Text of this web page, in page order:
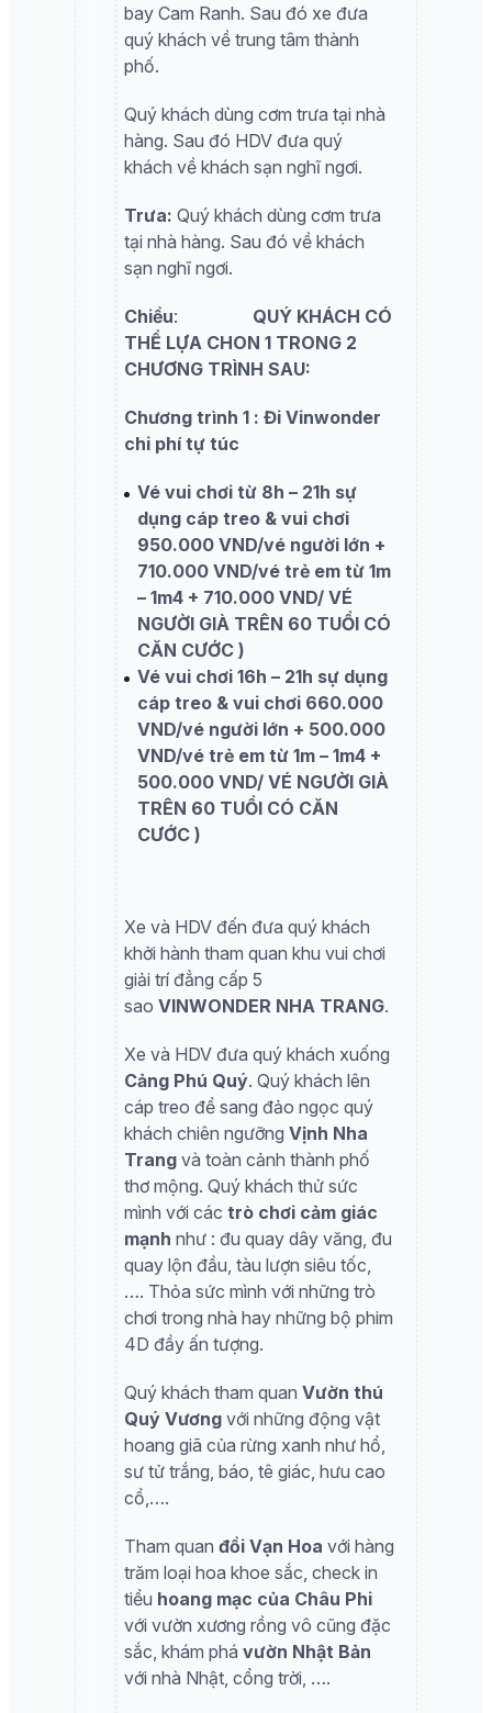
bay Cam Ranh. Sau đó xe đưa
quý khách về trung tâm thành
phố.
Quý khách dùng cơm trưa tại nhà
hàng. Sau đó HDV đưa quý
khách về khách sạn nghĩ ngơi.
Trưa: Quý khách dùng cơm trưa
tại nhà hàng. Sau đó về khách
sạn nghĩ ngơi.
Chiều: QUÝ KHÁCH CÓ
THỂ LỰA CHON 1 TRONG 2
CHƯƠNG TRÌNH SAU:
Chương trình 1 : Đi Vinwonder
chi phí tự túc
Vé vui chơi từ 8h – 21h sự
dụng cáp treo & vui chơi
950.000 VND/vé người lớn +
710.000 VND/vé trẻ em từ 1m
– 1m4 + 710.000 VND/ VÉ
NGƯỜI GIÀ TRÊN 60 TUỔI CÓ
CĂN CƯỚC )
Vé vui chơi 16h – 21h sự dụng
cáp treo & vui chơi 660.000
VND/vé người lớn + 500.000
VND/vé trẻ em từ 1m – 1m4 +
500.000 VND/ VÉ NGƯỜI GIÀ
TRÊN 60 TUỔI CÓ CĂN
CƯỚC )
Xe và HDV đến đưa quý khách
khởi hành tham quan khu vui chơi
giải trí đẳng cấp 5
sao VINWONDER NHA TRANG.
Xe và HDV đưa quý khách xuống
Cảng Phú Quý. Quý khách lên
cáp treo để sang đảo ngọc quý
khách chiên ngưỡng Vịnh Nha
Trang và toàn cảnh thành phố
thơ mộng. Quý khách thử sức
mình với các trò chơi cảm giác
mạnh như : đu quay dây văng, đu
quay lộn đầu, tàu lượn siêu tốc,
…. Thỏa sức mình với những trò
chơi trong nhà hay những bộ phim
4D đầy ấn tượng.
Quý khách tham quan Vườn thú
Quý Vương với những động vật
hoang giã của rừng xanh như hổ,
sư tử trắng, báo, tê giác, hưu cao
cổ,….
Tham quan đồi Vạn Hoa với hàng
trăm loại hoa khoe sắc, check in
tiểu hoang mạc của Châu Phi
với vườn xương rồng vô cũng đặc
sắc, khám phá vườn Nhật Bản
với nhà Nhật, cổng trời, ….